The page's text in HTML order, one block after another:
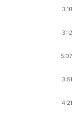
3:18
3:12
5:07
3:51
4:21